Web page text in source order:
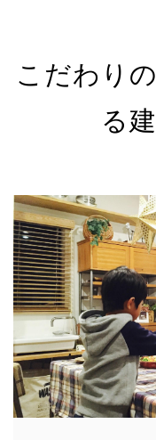
こだわり
る
有限会社 河野電建
り個人情報保護方
個人情報の管
当社は、お客さま
保ち、個人情報へ
ん・漏洩などを防
の維持・管理体制
措置を講じ、安全